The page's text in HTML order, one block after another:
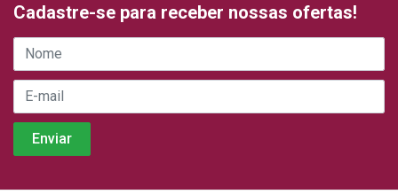
Cadastre-se para receber nossas ofertas!